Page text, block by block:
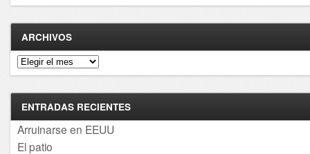
ARCHIVOS
Archivos
ENTRADAS RECIENTES
Arruinarse en EEUU
El patio